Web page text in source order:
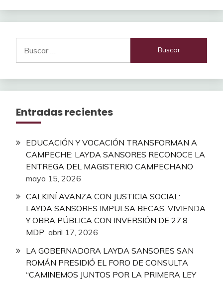
Entradas recientes
EDUCACIÓN Y VOCACIÓN TRANSFORMAN A
CAMPECHE: LAYDA SANSORES RECONOCE LA
ENTREGA DEL MAGISTERIO CAMPECHANO
mayo 15, 2026
CALKINÍ AVANZA CON JUSTICIA SOCIAL:
LAYDA SANSORES IMPULSA BECAS, VIVIENDA
Y OBRA PÚBLICA CON INVERSIÓN DE 27.8
MDP abril 17, 2026
LA GOBERNADORA LAYDA SANSORES SAN
ROMÁN PRESIDIÓ EL FORO DE CONSULTA
“CAMINEMOS JUNTOS POR LA PRIMERA LEY